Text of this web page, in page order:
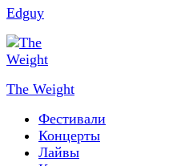
Edguy
The Weight
Фестивали
Концерты
Лайвы